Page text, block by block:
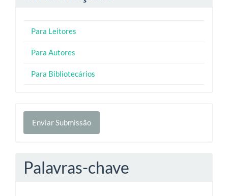
Para Leitores
Para Autores
Para Bibliotecários
Enviar
Submissão
Enviar Submissão
Palavras-chave